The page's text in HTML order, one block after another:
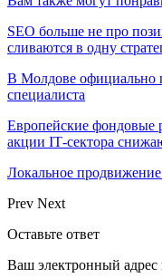
SEO больше не про
сливаются в одну
В Молдове официально
специалиста
Европейские фондовые
акции IT‑сектора
Локальное продвижение
Prev Next
Оставьте ответ
Ваш электронный адрес